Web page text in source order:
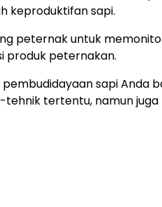
keproduktifan sapi.
peternak untuk
produk peternakan.
sapi Anda
tertentu, namun